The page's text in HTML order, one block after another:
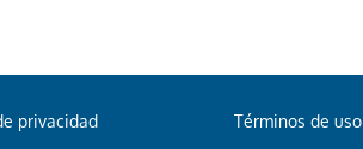
privacidad Términos de uso